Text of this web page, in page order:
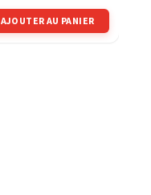
AJOUTER AU PANIER